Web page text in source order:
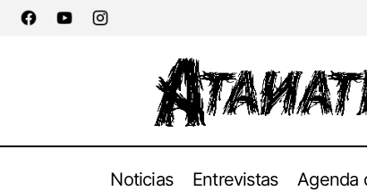
Noticias Entrevistas Agenda